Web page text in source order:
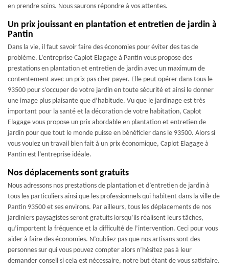
en prendre soins. Nous saurons répondre à vos attentes.
Un prix jouissant en plantation et entretien de jardin à
Pantin
Dans la vie, il faut savoir faire des économies pour éviter des tas de
problème. L’entreprise Caplot Elagage à Pantin vous propose des
prestations en plantation et entretien de jardin avec un maximum de
contentement avec un prix pas cher payer. Elle peut opérer dans tous le
93500 pour s’occuper de votre jardin en toute sécurité et ainsi le donner
une image plus plaisante que d’habitude. Vu que le jardinage est très
important pour la santé et la décoration de votre habitation, Caplot
Elagage vous propose un prix abordable en plantation et entretien de
jardin pour que tout le monde puisse en bénéficier dans le 93500. Alors si
vous voulez un travail bien fait à un prix économique, Caplot Elagage à
Pantin est l’entreprise idéale.
Nos déplacements sont gratuits
Nous adressons nos prestations de plantation et d’entretien de jardin à
tous les particuliers ainsi que les professionnels qui habitent dans la ville de
Pantin 93500 et ses environs. Par ailleurs, tous les déplacements de nos
jardiniers paysagistes seront gratuits lorsqu’ils réalisent leurs tâches,
qu’importent la fréquence et la difficulté de l’intervention. Ceci pour vous
aider à faire des économies. N’oubliez pas que nos artisans sont des
personnes sur qui vous pouvez compter alors n’hésitez pas à leur
demander conseil si cela est nécessaire, notre but étant de vous satisfaire.